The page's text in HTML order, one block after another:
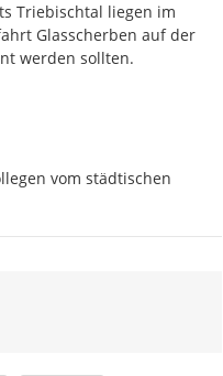
Triebischtal liegen im
Glasscherben auf der
werden sollten.
vom städtischen